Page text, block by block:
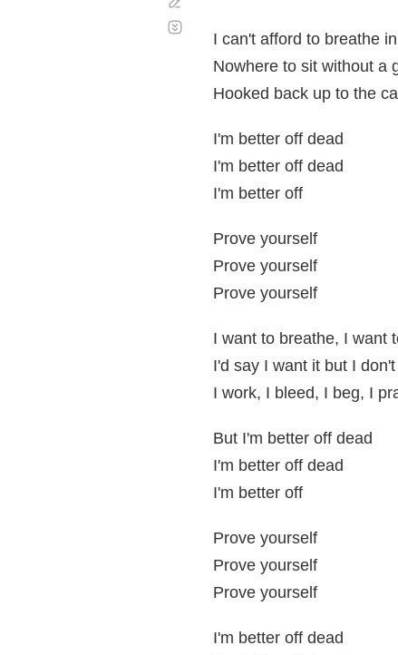
I can't afford to breathe
Nowhere to sit without a
Hooked back up to the
I'm better off dead
I'm better off dead
I'm better off
Prove yourself
Prove yourself
Prove yourself
I want to breathe, I want
I'd say I want it but I
I work, I bleed, I beg, I
But I'm better off dead
I'm better off dead
I'm better off
Prove yourself
Prove yourself
Prove yourself
I'm better off dead
automático